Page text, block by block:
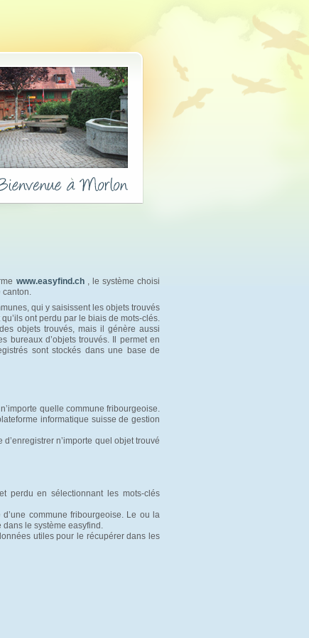
www.easyfind.ch, le système choisi
canton.
qui y saisissent les objets trouvés
ont perdu par le biais de mots-clés.
objets trouvés, mais il génère aussi
bureaux d’objets trouvés. Il permet en
sont stockés dans une base de
quelle commune fribourgeoise.
informatique suisse de gestion
n’importe quel objet trouvé
perdu en sélectionnant les mots-clés
commune fribourgeoise. Le ou la
le système easyfind.
utiles pour le récupérer dans les